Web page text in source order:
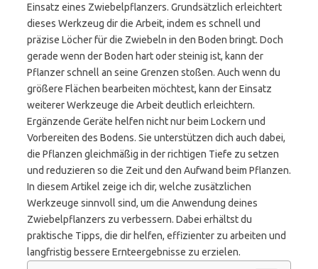
Einsatz eines Zwiebelpflanzers. Grundsätzlich erleichtert
dieses Werkzeug dir die Arbeit, indem es schnell und
präzise Löcher für die Zwiebeln in den Boden bringt. Doch
gerade wenn der Boden hart oder steinig ist, kann der
Pflanzer schnell an seine Grenzen stoßen. Auch wenn du
größere Flächen bearbeiten möchtest, kann der Einsatz
weiterer Werkzeuge die Arbeit deutlich erleichtern.
Ergänzende Geräte helfen nicht nur beim Lockern und
Vorbereiten des Bodens. Sie unterstützen dich auch dabei,
die Pflanzen gleichmäßig in der richtigen Tiefe zu setzen
und reduzieren so die Zeit und den Aufwand beim Pflanzen.
In diesem Artikel zeige ich dir, welche zusätzlichen
Werkzeuge sinnvoll sind, um die Anwendung deines
Zwiebelpflanzers zu verbessern. Dabei erhältst du
praktische Tipps, die dir helfen, effizienter zu arbeiten und
langfristig bessere Ernteergebnisse zu erzielen.